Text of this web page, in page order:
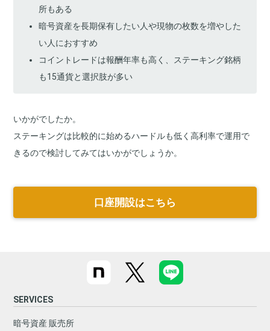
所もある
暗号資産を長期保有したい人や現物の枚数を増やした
い人におすすめ
コイントレードは報酬年率も高く、ステーキング銘柄
も15通貨と選択肢が多い
いかがでしたか。
ステーキングは比較的に始めるハードルも低く高利率で運用で
きるので検討してみてはいかがでしょうか。
口座開設はこちら
SERVICES
暗号資産 販売所